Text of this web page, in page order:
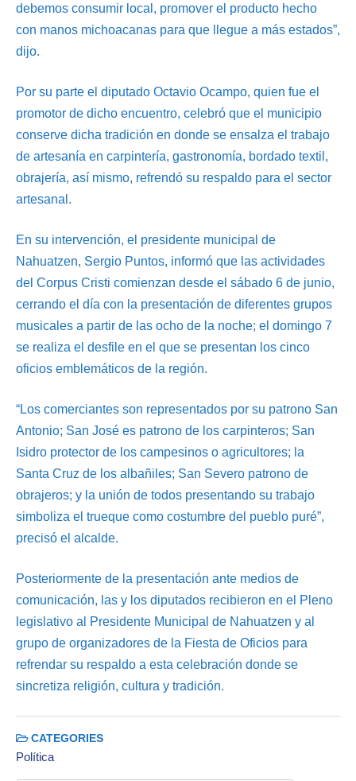
debemos consumir local, promover el producto hecho
con manos michoacanas para que llegue a más estados”,
dijo.
Por su parte el diputado Octavio Ocampo, quien fue el
promotor de dicho encuentro, celebró que el municipio
conserve dicha tradición en donde se ensalza el trabajo
de artesanía en carpintería, gastronomía, bordado textil,
obrajería, así mismo, refrendó su respaldo para el sector
artesanal.
En su intervención, el presidente municipal de
Nahuatzen, Sergio Puntos, informó que las actividades
del Corpus Cristi comienzan desde el sábado 6 de junio,
cerrando el día con la presentación de diferentes grupos
musicales a partir de las ocho de la noche; el domingo 7
se realiza el desfile en el que se presentan los cinco
oficios emblemáticos de la región.
“Los comerciantes son representados por su patrono San
Antonio; San José es patrono de los carpinteros; San
Isidro protector de los campesinos o agricultores; la
Santa Cruz de los albañiles; San Severo patrono de
obrajeros; y la unión de todos presentando su trabajo
simboliza el trueque como costumbre del pueblo puré”,
precisó el alcalde.
Posteriormente de la presentación ante medios de
comunicación, las y los diputados recibieron en el Pleno
legislativo al Presidente Municipal de Nahuatzen y al
grupo de organizadores de la Fiesta de Oficios para
refrendar su respaldo a esta celebración donde se
sincretiza religión, cultura y tradición.
CATEGORIES
Política